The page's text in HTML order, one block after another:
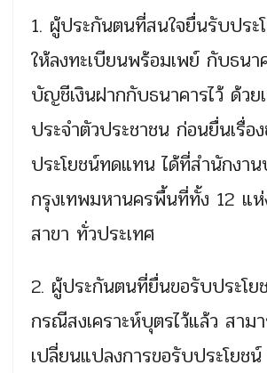
1. ผู้ประกันตนที่สนใจยื่นรับปร
ให้ลงทะเบียนพร้อมเพย์ กับธนา
บัญชีเงินฝากกับธนาคารไว้ ด้วย
ประจำตัวประชาชน ก่อนยื่นเรื่อ
ประโยชน์ทดแทน ได้ที่สำนักงา
กรุงเทพมหานครพื้นที่ทั้ง 12 แ
สาขา ทั่วประเทศ
2. ผู้ประกันตนที่ยื่นขอรับประโ
กรณีสงเคราะห์บุตรไว้แล้ว สาม
เปลี่ยนแปลงการขอรับประโยช